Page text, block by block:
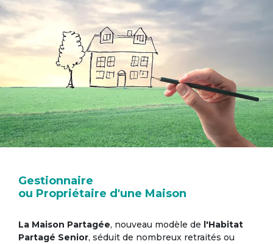
Gestionnaire
ou Propriétaire d'une Maison
La Maison Partagée, nouveau modèle de l'Habitat
Partagé Senior, séduit de nombreux retraités ou